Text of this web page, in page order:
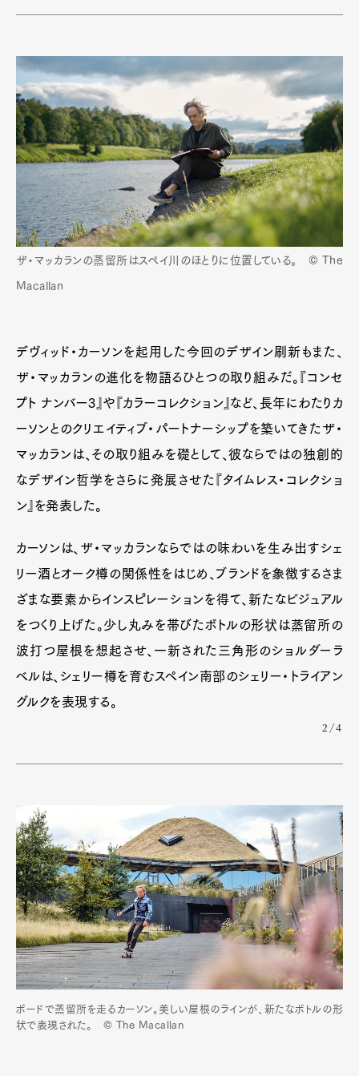
ザ・マッカランの蒸留所はスペイ川のほとりに位置している。 © The
Macallan
デヴィッド・カーソンを起用した今回のデザイン刷新もまた、
ザ・マッカランの進化を物語るひとつの取り組みだ。『コンセ
プト ナンバー3』や『カラーコレクション』など、長年にわたりカ
ーソンとのクリエイティブ・パートナーシップを築いてきたザ・
マッカランは、その取り組みを礎として、彼ならではの独創的
なデザイン哲学をさらに発展させた『タイムレス・コレクショ
ン』を発表した。
カーソンは、ザ・マッカランならではの味わいを生み出すシェ
リー酒とオーク樽の関係性をはじめ、ブランドを象徴するさま
ざまな要素からインスピレーションを得て、新たなビジュアル
をつくり上げた。少し丸みを帯びたボトルの形状は蒸留所の
波打つ屋根を想起させ、一新された三角形のショルダーラ
ベルは、シェリー樽を育むスペイン南部のシェリー・トライアン
グルクを表現する。
2/4
ボードで蒸留所を走るカーソン。美しい屋根のラインが、新たなボトルの形
状で表現された。 © The Macallan